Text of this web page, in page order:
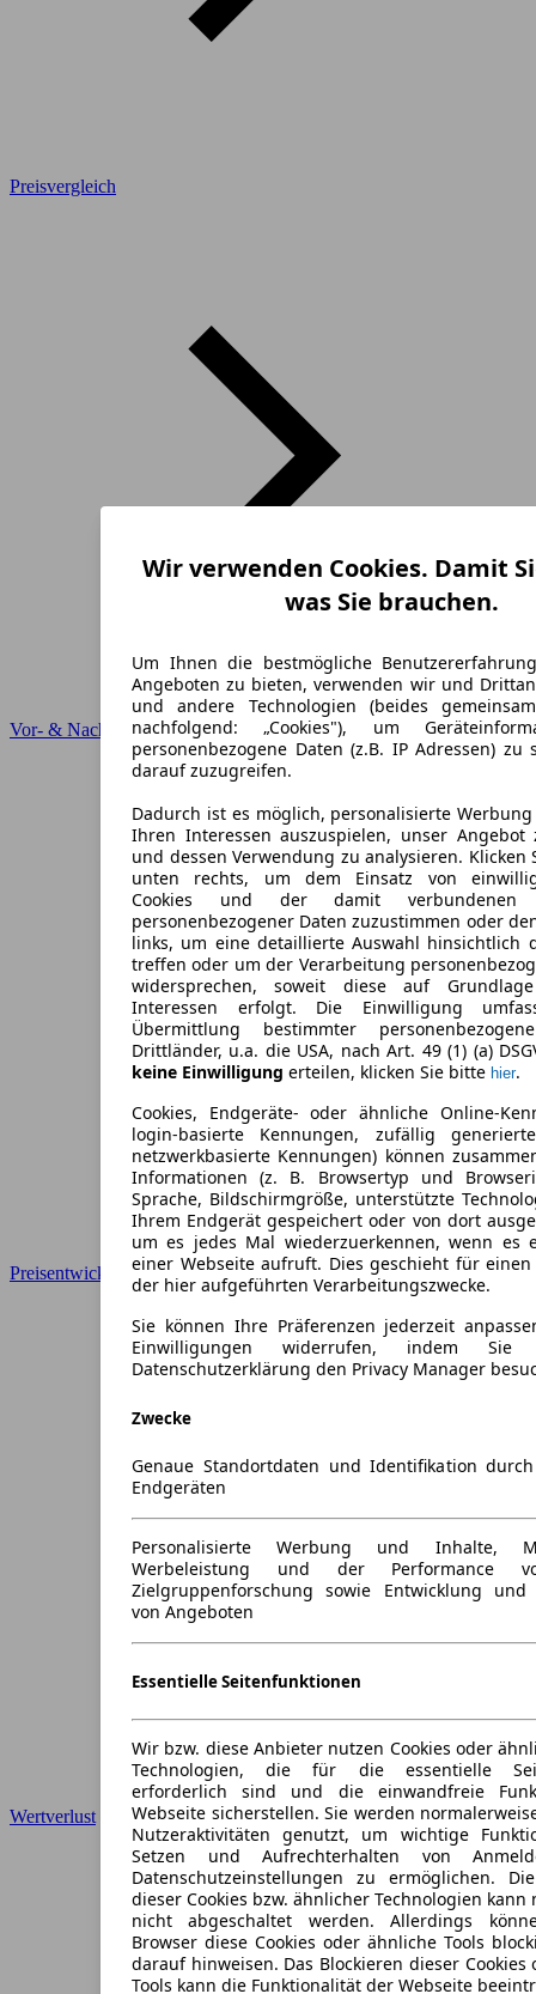
Wir verwenden Cookies. Damit
was Sie brauchen.
Um Ihnen die bestmögliche
Angeboten zu bieten, verwenden wir und
und andere Technologien (beides
nachfolgend: „Cookies"), um
personenbezogene Daten (z.B. IP Adressen) zu
darauf zuzugreifen.
Dadurch ist es möglich, personalisierte
Ihren Interessen auszuspielen, unser Angebot
und dessen Verwendung zu analysieren. Klicken
unten rechts, um dem Einsatz von
Cookies und der damit verbundenen
personenbezogener Daten zuzustimmen oder
links, um eine detaillierte Auswahl hinsichtlich
treffen oder um der Verarbeitung
widersprechen, soweit diese auf
Interessen erfolgt. Die Einwilligung
Übermittlung bestimmter
Drittländer, u.a. die USA, nach Art. 49 (1) (a)
keine Einwilligung erteilen, klicken Sie bitte hier.
Cookies, Endgeräte- oder ähnliche Online-
login-basierte Kennungen, zufällig
netzwerkbasierte Kennungen) können
Informationen (z. B. Browsertyp und
Sprache, Bildschirmgröße, unterstützte
Ihrem Endgerät gespeichert oder von dort
um es jedes Mal wiederzuerkennen, wenn es
einer Webseite aufruft. Dies geschieht für
der hier aufgeführten Verarbeitungszwecke.
Sie können Ihre Präferenzen jederzeit
Einwilligungen widerrufen, indem
Datenschutzerklärung den Privacy Manager
Zwecke
Genaue Standortdaten und Identifikation
Endgeräten
Personalisierte Werbung und Inhalte,
Werbeleistung und der Performance
Zielgruppenforschung sowie Entwicklung und
von Angeboten
Essentielle Seitenfunktionen
Wir bzw. diese Anbieter nutzen Cookies oder
Technologien, die für die essentielle
erforderlich sind und die einwandfreie
Webseite sicherstellen. Sie werden
Nutzeraktivitäten genutzt, um wichtige
Setzen und Aufrechterhalten von
Datenschutzeinstellungen zu ermöglichen.
dieser Cookies bzw. ähnlicher Technologien kann
nicht abgeschaltet werden. Allerdings
Browser diese Cookies oder ähnliche Tools
darauf hinweisen. Das Blockieren dieser
Tools kann die Funktionalität der Webseite
Preisvergleich
Vor- & Nachteile
Preisentwicklung
Wertverlust